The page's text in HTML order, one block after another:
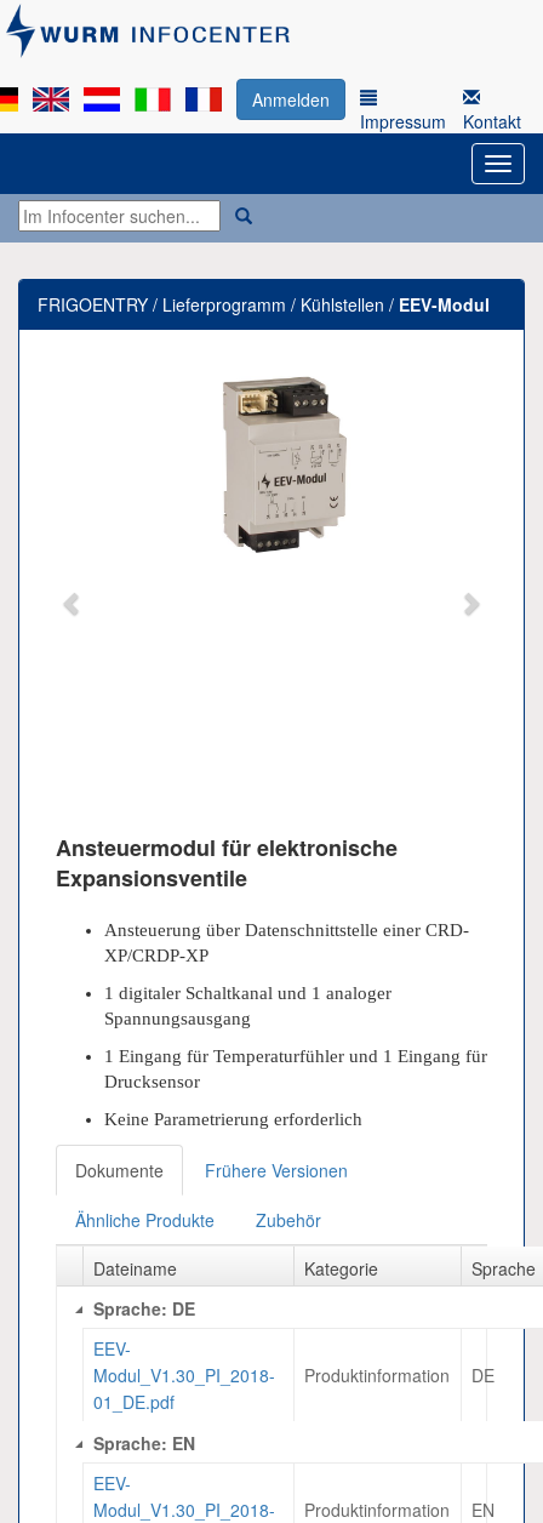
Anmelden
Impressum
Kontakt
FRIGOENTRY / Lieferprogramm / Kühlstellen / EEV-Modul
Ansteuermodul für elektronische
Expansionsventile
Ansteuerung über Datenschnittstelle einer CRD-
XP/CRDP-XP
1 digitaler Schaltkanal und 1 analoger
Spannungsausgang
1 Eingang für Temperaturfühler und 1 Eingang für
Drucksensor
Keine Parametrierung erforderlich
Dokumente Frühere Versionen
Ähnliche Produkte
Zubehör
Dateiname
Kategorie
Sprache
Sprache: DE
EEV-
Modul_V1.30_PI_2018-
01_DE.pdf
Produktinformation DE
Sprache: EN
EEV-
Modul_V1.30_PI_2018-
Produktinformation EN